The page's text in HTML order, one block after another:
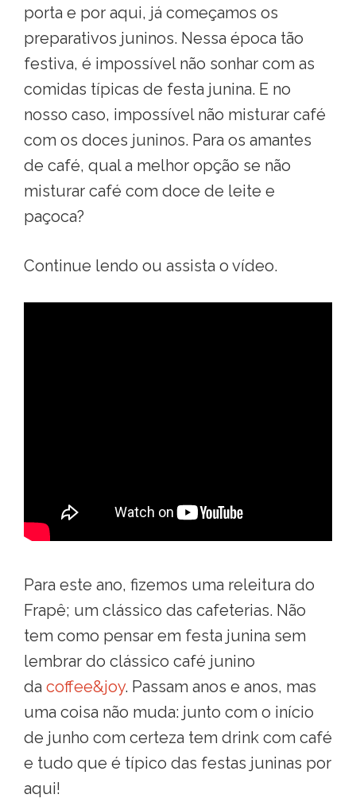
porta e por aqui, já começamos os
preparativos juninos. Nessa época tão
festiva, é impossível não sonhar com as
comidas típicas de festa junina. E no
nosso caso, impossível não misturar café
com os doces juninos. Para os amantes
de café, qual a melhor opção se não
misturar café com doce de leite e
paçoca?
Continue lendo ou assista o vídeo.
Para este ano, fizemos uma releitura do
Frapê; um clássico das cafeterias. Não
tem como pensar em festa junina sem
lembrar do clássico café junino
da coffee&joy. Passam anos e anos, mas
uma coisa não muda: junto com o início
de junho com certeza tem drink com café
e tudo que é típico das festas juninas por
aqui!